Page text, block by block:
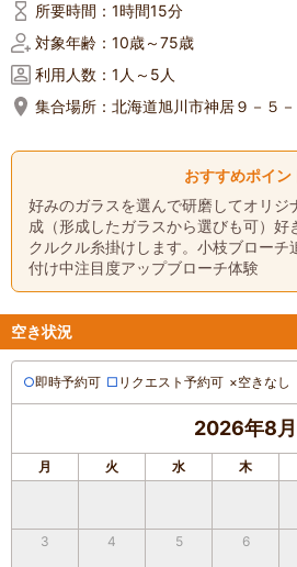
所要時間： 1時間15分
対象年齢： 10歳～75歳
利用人数： 1人～5人
集合場所： 北海道旭川市神居９－５
おすすめポイン
好みのガラスを選んで研磨してオリジ
成（形成したガラスから選びも可）好
クルクル糸掛けします。小枝ブローチ
付け中注目度アップブローチ体験
空き状況
○即時予約可 □ リクエスト予約可 ×空きなし
2026年8月
月 火 水 木
3 4 5 6